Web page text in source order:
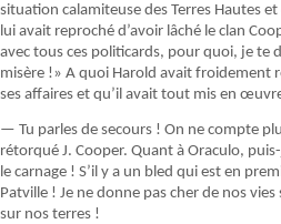
situation calamiteuse des Terres Hautes
lui avait reproché d’avoir lâché le clan
avec tous ces politicards, pour quoi, je te
misère !» A quoi Harold avait froidement
ses affaires et qu’il avait tout mis en
— Tu parles de secours ! On ne compte
rétorqué J. Cooper. Quant à Oraculo,
le carnage ! S’il y a un bled qui est en
Patville ! Je ne donne pas cher de nos
sur nos terres !